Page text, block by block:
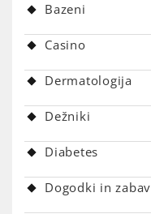
Bazeni
Casino
Dermatologija
Dežniki
Diabetes
Dogodki in